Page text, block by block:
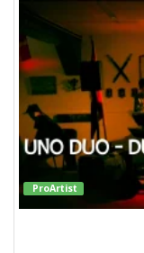
ProArtist